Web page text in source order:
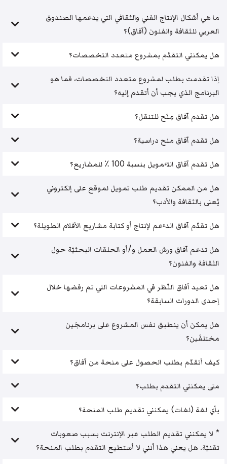
ما هي أشكال الإنتاج الفني والثقافي التي يدعمها الصندوق
العربي للثقافة والفنون (آفاق)؟
هل يمكنني التقدّم بمشروع متعدد التخصصات؟
إذا تقدمت بطلب لمشروع متعدد التخصصات، فما هو
البرنامج الذي يجب أن أتقدم إليه؟
هل تقدم آفاق مِنَح للتنقل؟
هل تقدم آفاق منح دراسية؟
هل تقدم آفاق التَّمويل بنسبة 100 ٪ للمشاريع؟
هل من الممكن تقديم طلب تمويل لموقع على إلكتروني
يُعنى بالثقافة والأدب؟
هل تقدّم آفاق الدَّعم لإنتاج أو كتابة مشاريع الأفلام الطويلة؟
هل تدعم آفاق ورش العمل و/أو الحلقات البحثيّة حول
الثقافة والفنون؟
هل تعيد آفاق النّظر في المشروعات التي تم رفضها خلال
إحدى الدورات السابقة؟
هل يمكن أن ينطبق نفس المشروع على برنامجَين
مختلفَين؟
كيف أتقدّم بطلب الحصول على منحة من آفاق؟
متى يمكنني التقدم بطلب؟
بأي لغة (لغات) يمكنني تقديم طلب المنحة؟
* لا يمكنني تقديم الطلب عبر الإنترنت بسبب صعوبات
تقنيّة. هل يعني هذا أنني لا أستطيع التقدم بطلب المنحة؟